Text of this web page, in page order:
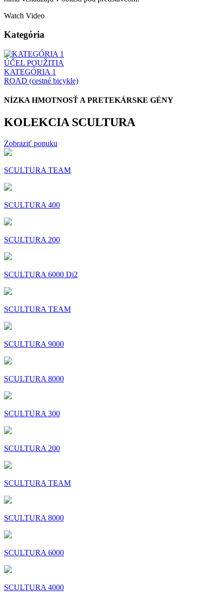
Watch Video
Kategória
ÚČEL POUŽITIA
KATEGÓRIA 1
ROAD (cestné bicykle)
NÍZKA HMOTNOSŤ A PRETEKÁRSKE GÉNY
KOLEKCIA SCULTURA
Zobraziť ponuku
SCULTURA TEAM
SCULTURA 400
SCULTURA 200
SCULTURA 6000 Di2
SCULTURA TEAM
SCULTURA 9000
SCULTURA 8000
SCULTURA 300
SCULTURA 200
SCULTURA TEAM
SCULTURA 8000
SCULTURA 6000
SCULTURA 4000